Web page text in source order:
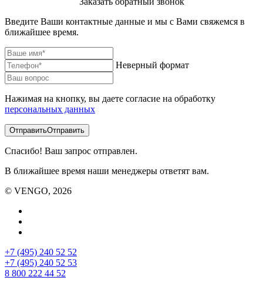
Введите Ваши контактные данные и мы с Вами свяжемся в
ближайшее время.
Неверный формат
Нажимая на кнопку, вы даете согласие на обработку
персональных данных
ОтправитьОтправить
Спасибо! Ваш запрос отправлен.
В ближайшее время наши менеджеры ответят вам.
© VENGO, 2026
+7 (495) 240 52 52
+7 (495) 240 52 53
8 800 222 44 52